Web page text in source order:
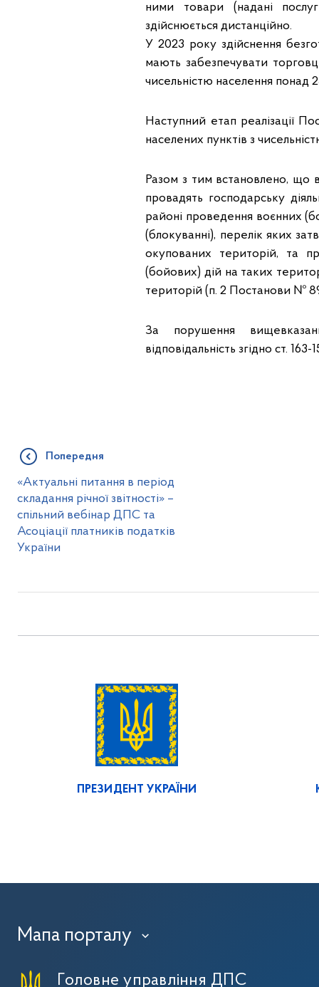
ними товари (надані
здійснюється дистанційно.
У 2023 року здійснення
мають забезпечувати
чисельністю населення понад
Наступний етап реалізації
населених пунктів з
Разом з тим встановлено, що
провадять господарську
районі проведення воєнних
(блокуванні), перелік яких
окупованих територій, та
(бойових) дій на таких
територій (п. 2 Постанови №
За порушення
відповідальність згідно ст.
Попередня
«Актуальні питання в період
складання річної звітності» –
спільний вебінар ДПС та
Асоціації платників податків
України
ПРЕЗИДЕНТ УКРАЇНИ
Мапа порталу ›
Головне управління ДПС